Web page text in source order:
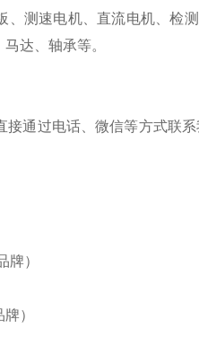
、测速电机、直流电机、检
达、轴承等。
通过电话、微信等方式联
牌）
）